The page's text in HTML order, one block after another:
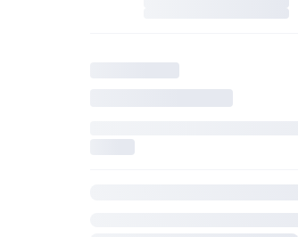
spesifikasi springbed :
Kain 3D Knitting halus dan Sejuk